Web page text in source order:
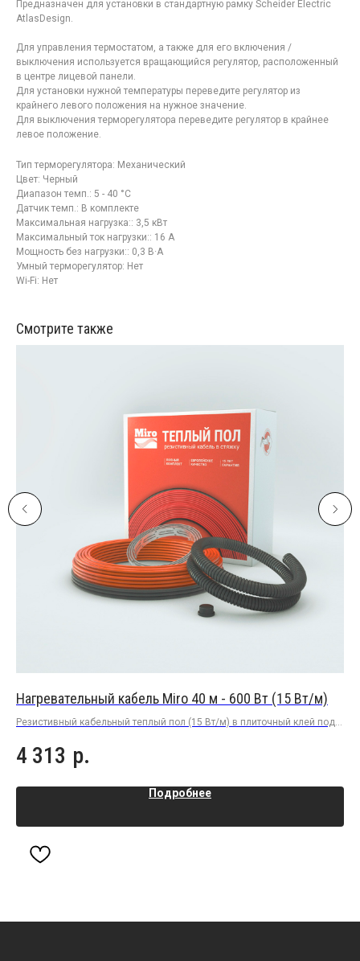
Предназначен для установки в стандартную рамку Scheider Electric
AtlasDesign.
Для управления термостатом, а также для его включения /
выключения используется вращающийся регулятор, расположенный
в центре лицевой панели.
Для установки нужной температуры переведите регулятор из
крайнего левого положения на нужное значение.
Для выключения терморегулятора переведите регулятор в крайнее
левое положение.
Тип терморегулятора: Механический
Цвет: Черный
Диапазон темп.: 5 - 40 °С
Датчик темп.: В комплекте
Максимальная нагрузка:: 3,5 кВт
Максимальный ток нагрузки:: 16 А
Мощность без нагрузки:: 0,3 В·А
Умный терморегулятор: Нет
Wi-Fi: Нет
Смотрите также
Нагревательный кабель Miro 40 м - 600 Вт (15 Вт/м)
Резистивный кабельный теплый пол (15 Вт/м) в плиточный клей под
4 313 р.
Подробнее